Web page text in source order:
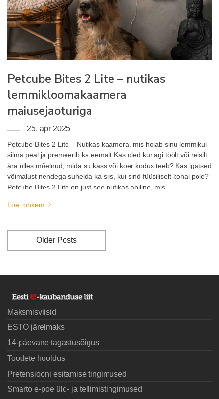
Petcube Bites 2 Lite – nutikas
lemmikloomakaamera
maiusejaoturiga
25. apr 2025
Petcube Bites 2 Lite – Nutikas kaamera, mis hoiab sinu lemmikul
silma peal ja premeerib ka eemalt Kas oled kunagi töölt või reisilt
ära olles mõelnud, mida su kass või koer kodus teeb? Kas igatsed
võimalust nendega suhelda ka siis, kui sind füüsiliselt kohal pole?
Petcube Bites 2 Lite on just see nutikas abiline, mis …
Loe rohkem
Older Posts
Maksmisviisid
ESTO järelmaks
14-päevane tagastusõigus
Toodete hooldus
Pretensiooni esitamise tingimused
Smarto e-poe üld- ja tellimistingimused